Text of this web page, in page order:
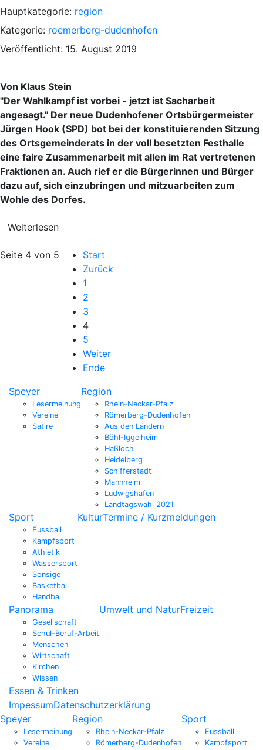
Hauptkategorie: region
Kategorie: roemerberg-dudenhofen
Veröffentlicht: 15. August 2019
Von Klaus Stein
"Der Wahlkampf ist vorbei - jetzt ist Sacharbeit
angesagt." Der neue Dudenhofener Ortsbürgermeister
Jürgen Hook (SPD) bot bei der konstituierenden Sitzung
des Ortsgemeinderats in der voll besetzten Festhalle
eine faire Zusammenarbeit mit allen im Rat vertretenen
Fraktionen an. Auch rief er die Bürgerinnen und Bürger
dazu auf, sich einzubringen und mitzuarbeiten zum
Wohle des Dorfes.
Weiterlesen
Seite 4 von 5
Start
Zurück
1
2
3
4
5
Weiter
Ende
Speyer
Lesermeinung
Vereine
Satire
Region
Rhein-Neckar-Pfalz
Römerberg-Dudenhofen
Aus den Ländern
Böhl-Iggelheim
Haßloch
Heidelberg
Schifferstadt
Mannheim
Ludwigshafen
Landtagswahl 2021
Sport
Fussball
Kampfsport
Athletik
Wassersport
Sonsige
Basketball
Handball
KulturTermine / Kurzmeldungen
Panorama
Gesellschaft
Schul-Beruf-Arbeit
Menschen
Wirtschaft
Kirchen
Wissen
Umwelt und NaturFreizeit
Essen & Trinken
ImpessumDatenschutzerklärung
Speyer
Lesermeinung
Vereine
Region
Rhein-Neckar-Pfalz
Römerberg-Dudenhofen
Sport
Fussball
Kampfsport